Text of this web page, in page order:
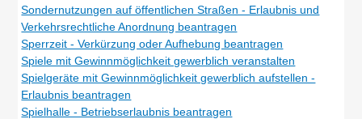
Sondernutzungen auf öffentlichen Straßen - Erlaubnis und
Verkehrsrechtliche Anordnung beantragen
Sperrzeit - Verkürzung oder Aufhebung beantragen
Spiele mit Gewinnmöglichkeit gewerblich veranstalten
Spielgeräte mit Gewinnmöglichkeit gewerblich aufstellen -
Erlaubnis beantragen
Spielhalle - Betriebserlaubnis beantragen